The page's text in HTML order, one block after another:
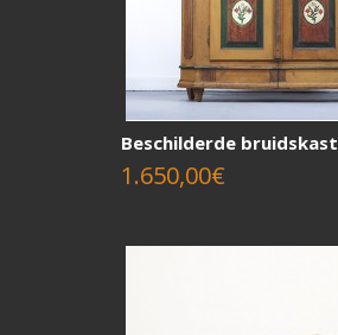
Beschilderde bruidskast
1.650,00€